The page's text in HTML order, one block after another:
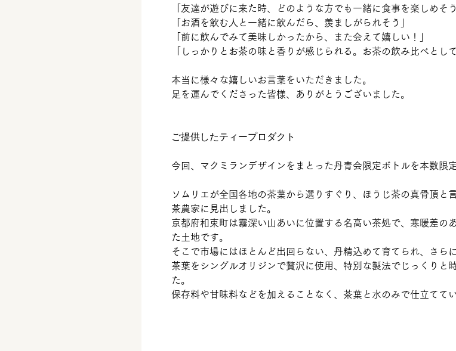
「友達が遊びに来た時、どのような方でも一緒に食事を楽しめそう
「お酒を飲む人と一緒に飲んだら、羨ましがられそう」
「前に飲んでみて美味しかったから、また会えて嬉しい！」
「しっかりとお茶の味と香りが感じられる。お茶の飲み比べとし
本当に様々な嬉しいお言葉をいただきました。
足を運んでくださった皆様、ありがとうございました。
ご提供したティープロダクト
今回、 マクミランデザインをまとった丹青会限定ボトルを本数限
ソムリエが全国各地の茶葉から選りすぐり、ほうじ茶の真骨頂と
茶農家に見出しました。
京都府和束町は霧深い山あいに位置する名高い茶処で、寒暖差の
た土地です。
そこで市場にはほとんど出回らない、丹精込めて育てられ、さら
茶葉をシングルオリジンで贅沢に使用、特別な製法でじっくりと
た。
保存料や甘味料などを加えることなく、茶葉と水のみで仕立ててい